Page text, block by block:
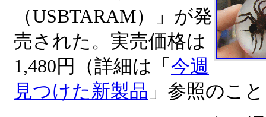
（USBTARAM）」が発
売された。実売価格は
1,480円（詳細は「 今週
見つけた新製品 」参照のこ